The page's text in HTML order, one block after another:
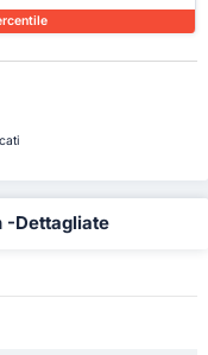
-Dettagliate